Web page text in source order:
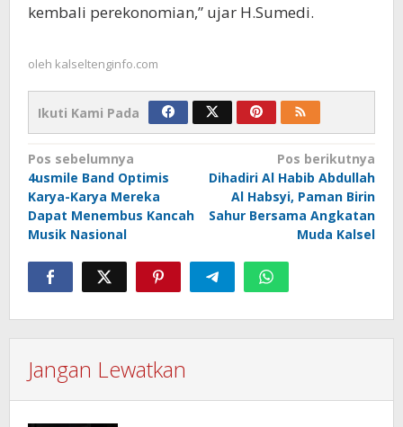
kembali perekonomian,” ujar H.Sumedi.
oleh kalseltenginfo.com
Ikuti Kami Pada
Navigasi
pos
Pos sebelumnya
4usmile Band Optimis
Karya-Karya Mereka
Dapat Menembus Kancah
Musik Nasional
Pos berikutnya
Dihadiri Al Habib Abdullah
Al Habsyi, Paman Birin
Sahur Bersama Angkatan
Muda Kalsel
Jangan Lewatkan